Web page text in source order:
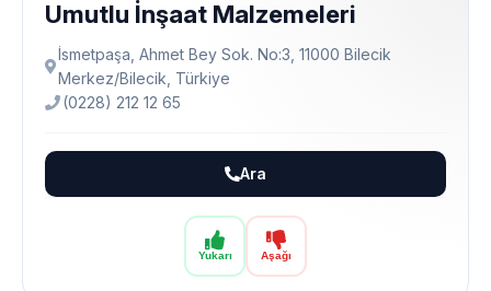
Yukarı Aşağı
Umutlu İnşaat Malzemeleri
İsmetpaşa, Ahmet Bey Sok. No:3, 11000 Bilecik
Merkez/Bilecik, Türkiye
(0228) 212 12 65
Ara